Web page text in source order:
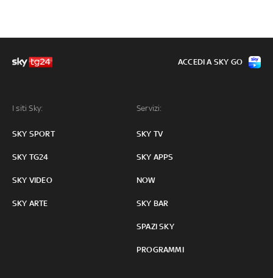
I siti Sky:
SKY SPORT
SKY TG24
SKY VIDEO
SKY ARTE
Servizi:
SKY TV
SKY APPS
NOW
SKY BAR
SPAZI SKY
PROGRAMMI
ACCEDI A SKY GO